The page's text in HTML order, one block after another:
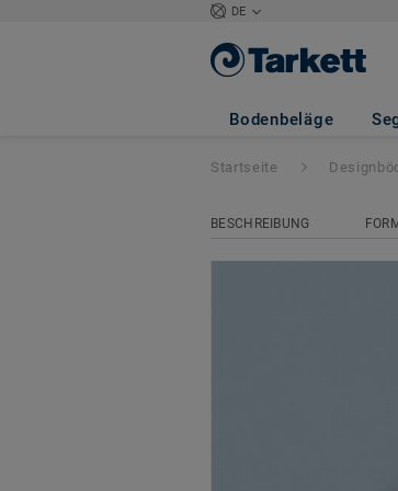
DE
Bodenbeläge
iD
Startseite
BESCHREIBUNG